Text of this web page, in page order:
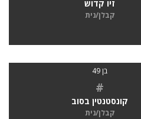
זיו קדוש
קבלן/נית
בן 49
#
קונסטנטין בסוב
קבלן/נית